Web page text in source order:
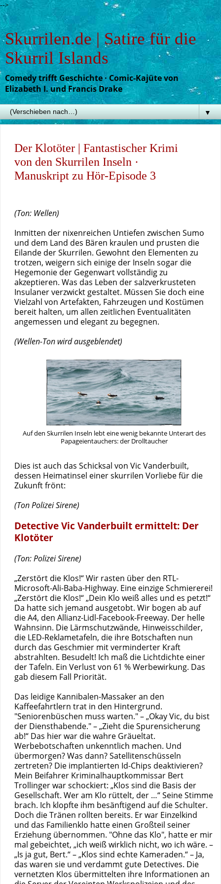
-->
Skurrilen.de | Satire für die
Skurril Islands
Comedy trifft Geschichte · Comic-Kajüte von
Elizabeth I. und Francis Drake
▼
Der Klotöter | Fantastischer Krimi
von den Skurrilen Inseln ·
Manuskript zu Hör-Episode 3
(Ton: Wellen)
Inmitten der nixenreichen Untiefen zwischen Sumo
und dem Land des Bären kraulen und prusten die
Eilande der Skurrilen. Gewohnt den Elementen zu
trotzen, weigern sich einige der Inseln sogar die
Hegemonie der Gegenwart vollständig zu
akzeptieren. Was das Leben der salzverkrusteten
Insulaner verzwickt gestaltet. Müssen Sie doch eine
Vielzahl von Artefakten, Fahrzeugen und Kostümen
bereit halten, um allen zeitlichen Eventualitäten
angemessen und elegant zu begegnen.
(Wellen-Ton wird ausgeblendet)
Auf den Skurrilen Inseln lebt eine wenig bekannte Unterart des
Papageientauchers: der Drolltaucher
Dies ist auch das Schicksal von Vic Vanderbuilt,
dessen Heimatinsel einer skurrilen Vorliebe für die
Zukunft frönt:
(Ton Polizei Sirene)
Detective Vic Vanderbuilt ermittelt: Der
Klotöter
(Ton: Polizei Sirene)
„Zerstört die Klos!“ Wir rasten über den RTL-
Microsoft-Ali-Baba-Highway. Eine einzige Schmiererei!
„Zerstört die Klos!“ „Dein Klo weiß alles und es petzt!“
Da hatte sich jemand ausgetobt. Wir bogen ab auf
die A4, den Allianz-Lidl-Facebook-Freeway. Der helle
Wahnsinn. Die Lärmschutzwände, Hinweisschilder,
die LED-Reklametafeln, die ihre Botschaften nun
durch das Geschmier mit verminderter Kraft
abstrahlten. Besudelt! Ich maß die Lichtdichte einer
der Tafeln. Ein Verlust von 61 % Werbewirkung. Das
gab diesem Fall Priorität.
Das leidige Kannibalen-Massaker an den
Kaffeefahrtlern trat in den Hintergrund.
"Seniorenbüschen muss warten." – „Okay Vic, du bist
der Diensthabende." – „Zieht die Spurensicherung
ab!“ Das hier war die wahre Gräueltat.
Werbebotschaften unkenntlich machen. Und
übermorgen? Was dann? Satellitenschüsseln
zertreten? Die implantierten Id-Chips deaktivieren?
Mein Beifahrer Kriminalhauptkommissar Bert
Trollinger war schockiert: „Klos sind die Basis der
Gesellschaft. Wer am Klo rüttelt, der …“ Seine Stimme
brach. Ich klopfte ihm besänftigend auf die Schulter.
Doch die Tränen rollten bereits. Er war Einzelkind
und das Familienklo hatte einen Großteil seiner
Erziehung übernommen. "Ohne das Klo", hatte er mir
mal gebeichtet, „ich weiß wirklich nicht, wo ich wäre. –
„Is ja gut, Bert.“ – „Klos sind echte Kameraden.“ – Ja,
das waren sie und verdammt gute Detectives. Die
vernetzten Klos übermittelten ihre Informationen an